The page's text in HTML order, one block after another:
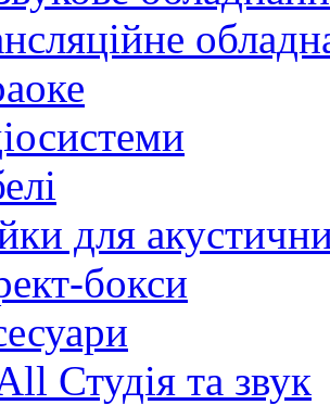
для
бокси
Студія та звук